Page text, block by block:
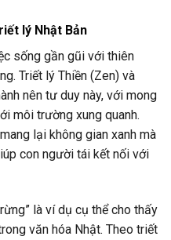
lý Nhật Bản
sống gần gũi với thiên
Triết lý Thiền (Zen) và
nên tư duy này, với mong
môi trường xung quanh.
lại không gian xanh mà
con người tái kết nối với
là ví dụ cụ thể cho thấy
văn hóa Nhật. Theo triết